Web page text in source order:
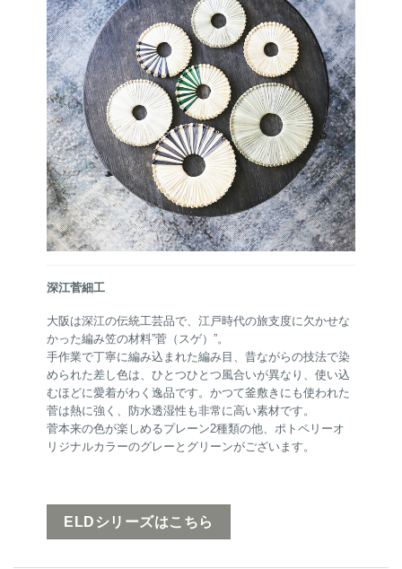
深江菅細工
大阪は深江の伝統工芸品で、江戸時代の旅支度に欠かせな
かった編み笠の材料”菅（スゲ）”。
手作業で丁寧に編み込まれた編み目、昔ながらの技法で染
められた差し色は、ひとつひとつ風合いが異なり、使い込
むほどに愛着がわく逸品です。かつて釜敷きにも使われた
菅は熱に強く、防水透湿性も非常に高い素材です。
菅本来の色が楽しめるプレーン2種類の他、ポトペリーオ
リジナルカラーのグレーとグリーンがございます。
ELDシリーズはこちら